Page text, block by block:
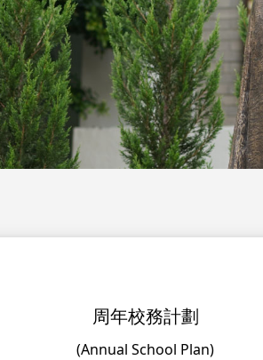
周年校務計劃
(Annual School Plan)